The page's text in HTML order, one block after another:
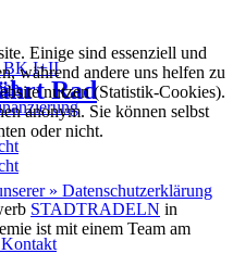
BK I+II
Rad
STADTRADELN in
ist mit einem Team am
Einige sind essenziell und
während andere uns helfen zu
nutzen (Statistik-Cookies).
anonym. Sie können selbst
oder nicht.
» Datenschutzerklärung